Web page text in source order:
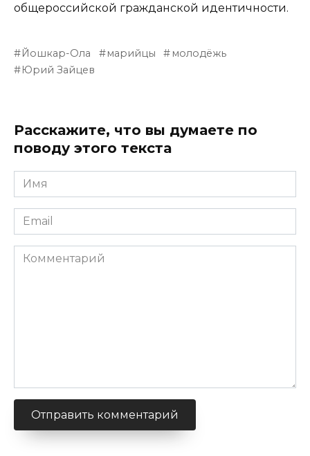
общероссийской гражданской идентичности.
Йошкар-Ола марийцы
молодёжь
Юрий Зайцев
Расскажите, что вы думаете по
поводу этого текста
Имя
Email
Комментарий